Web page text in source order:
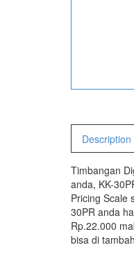
Description
Timbangan
anda, KK-
Pricing Scale
30PR anda
Rp.22.000
bisa di